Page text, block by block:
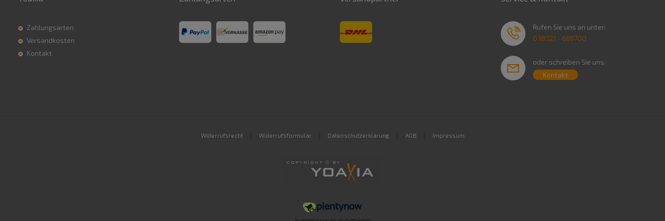
Zahlungsarten
Versandkosten
Kontakt
Rufen Sie uns an unter:
038321 - 688700
oder schreiben Sie uns:
Kontakt
Widerrufsrecht Widerrufsformular Datenschutzerklärung AGB Impressum